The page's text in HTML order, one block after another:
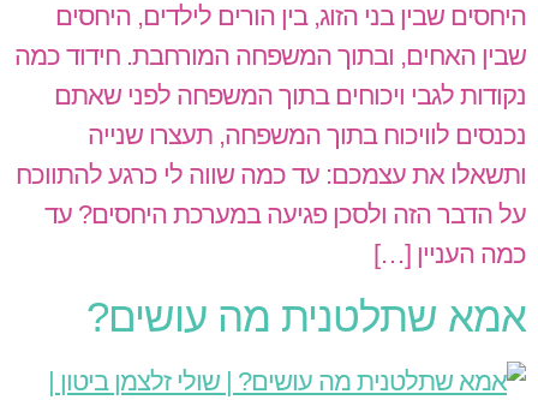
היחסים שבין בני הזוג, בין הורים לילדים, היחסים
שבין האחים, ובתוך המשפחה המורחבת. חידוד כמה
נקודות לגבי ויכוחים בתוך המשפחה לפני שאתם
נכנסים לוויכוח בתוך המשפחה, תעצרו שנייה
ותשאלו את עצמכם: עד כמה שווה לי כרגע להתווכח
על הדבר הזה ולסכן פגיעה במערכת היחסים? עד
כמה העניין […]
אמא שתלטנית מה עושים?